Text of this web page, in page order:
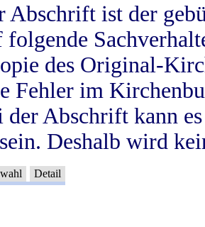
Abschrift ist der
folgende
des Original-
Fehler im
Abschrift kann
Deshalb wird
Detail